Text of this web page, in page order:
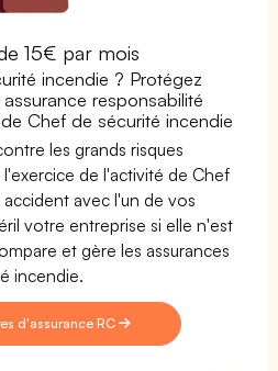
15€ par mois
incendie ? Protégez
responsabilité
Chef de sécurité incendie
les grands risques
de l'activité de Chef
avec l'un de vos
votre entreprise si elle n'est
et gère les assurances
incendie.
d'assurance RC